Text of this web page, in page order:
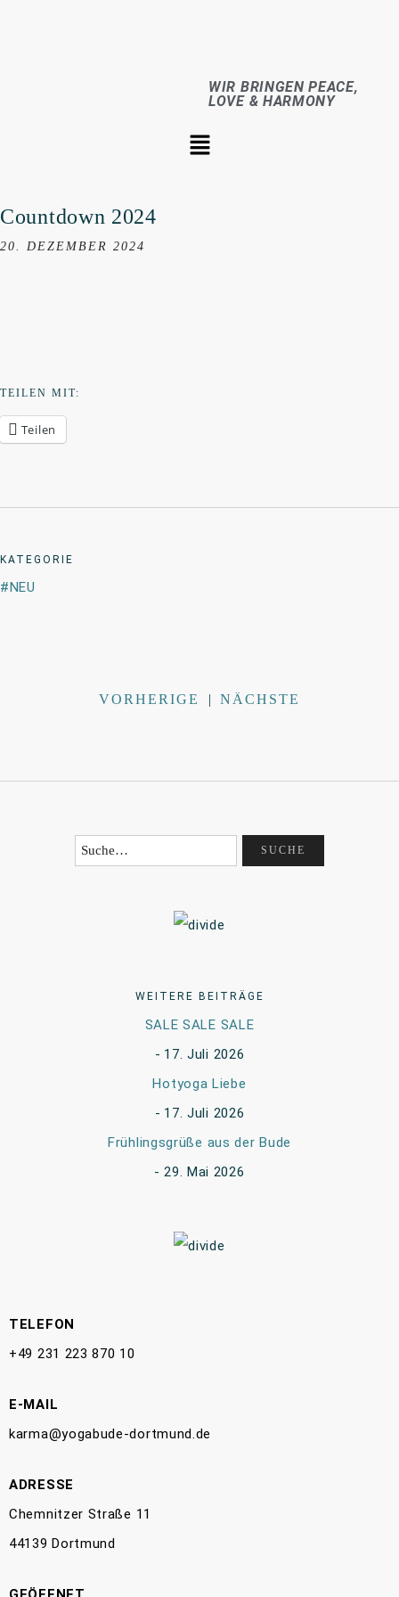
WIR BRINGEN PEACE,
LOVE & HARMONY
Countdown 2024
20. DEZEMBER 2024
TEILEN MIT:
Teilen
KATEGORIE
NEU
VORHERIGE | NÄCHSTE
WEITERE BEITRÄGE
SALE SALE SALE
17. Juli 2026
Hotyoga Liebe
17. Juli 2026
Frühlingsgrüße aus der Bude
29. Mai 2026
TELEFON
+49 231 223 870 10
E-MAIL
karma@yogabude-dortmund.de
ADRESSE
Chemnitzer Straße 11
44139 Dortmund